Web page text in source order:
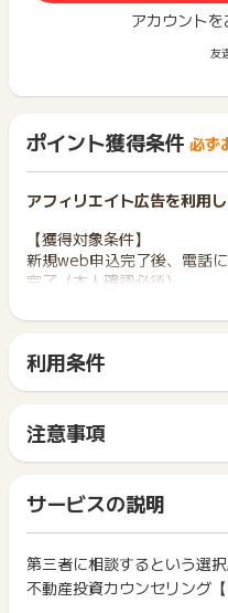
アカウント
友
ポイント獲得条件 必ず
アフィリエイト広告を利用
【獲得対象条件】
新規web申込完了後、電話
完了（本人確認必須）
※株式会社ａｔｒｙのサー
たことがない方
※関東圏内（東京都、神奈
県、群馬県）にお住まいの
※昨年の個人年収が500万円
※弊社に昨年の本業の収入証
けた方
※勤続3年以上経過している
ている方）
※日本に永住権をお持ちの方
※無担保ローン等の借り入れ
借入金額が少ない方(金融機
象)
利用条件
サイトに移動してからお申
間に、同じブラウザ（※）
ト獲得ができません。
「 サイトへ行ってポイン
ス・お買い物利用時で、デ
イント獲得ができません。
2回以上同じお買い物・サー
ポイントタウンに戻り、「
注意事項
一部のサービスにつきまし
は切り捨てとなります。
ポイント獲得が1ポイント
ント履歴には記載されませ
原則として広告主側のポイ
につきましては、ポイント
サービスの説明
第三者に相談するという選
不動産投資カウンセリング